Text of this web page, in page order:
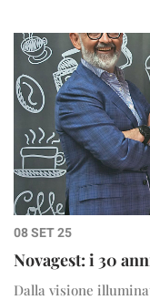
08 SET 25
Novagest: i 30
Dalla visione